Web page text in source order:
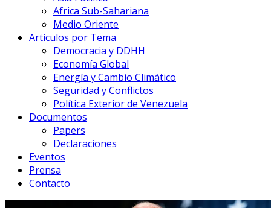
Africa Sub-Sahariana
Medio Oriente
Artículos por Tema
Democracia y DDHH
Economía Global
Energía y Cambio Climático
Seguridad y Conflictos
Política Exterior de Venezuela
Documentos
Papers
Declaraciones
Eventos
Prensa
Contacto